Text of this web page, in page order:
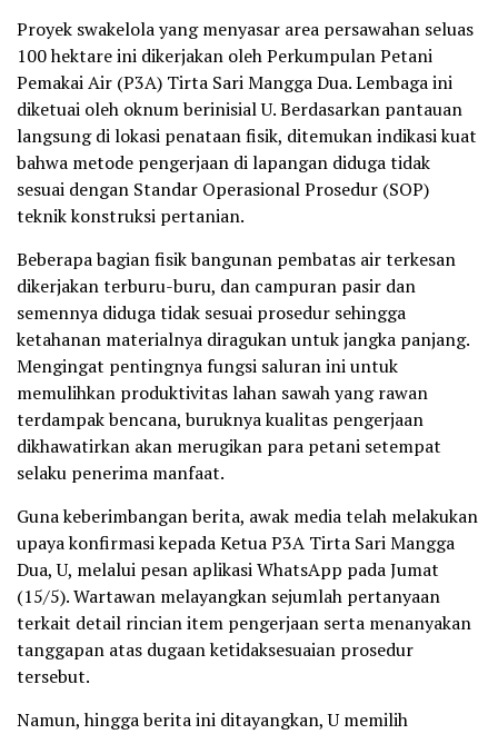
Proyek swakelola yang menyasar area persawahan seluas
100 hektare ini dikerjakan oleh Perkumpulan Petani
Pemakai Air (P3A) Tirta Sari Mangga Dua. Lembaga ini
diketuai oleh oknum berinisial U. Berdasarkan pantauan
langsung di lokasi penataan fisik, ditemukan indikasi kuat
bahwa metode pengerjaan di lapangan diduga tidak
sesuai dengan Standar Operasional Prosedur (SOP)
teknik konstruksi pertanian.
Beberapa bagian fisik bangunan pembatas air terkesan
dikerjakan terburu-buru, dan campuran pasir dan
semennya diduga tidak sesuai prosedur sehingga
ketahanan materialnya diragukan untuk jangka panjang.
Mengingat pentingnya fungsi saluran ini untuk
memulihkan produktivitas lahan sawah yang rawan
terdampak bencana, buruknya kualitas pengerjaan
dikhawatirkan akan merugikan para petani setempat
selaku penerima manfaat.
Guna keberimbangan berita, awak media telah melakukan
upaya konfirmasi kepada Ketua P3A Tirta Sari Mangga
Dua, U, melalui pesan aplikasi WhatsApp pada Jumat
(15/5). Wartawan melayangkan sejumlah pertanyaan
terkait detail rincian item pengerjaan serta menanyakan
tanggapan atas dugaan ketidaksesuaian prosedur
tersebut.
Namun, hingga berita ini ditayangkan, U memilih